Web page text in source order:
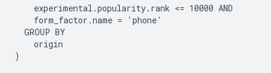
    experimental.popularity.rank <= 10000 AND
    form_factor.name = 'phone'
  GROUP BY
    origin
)